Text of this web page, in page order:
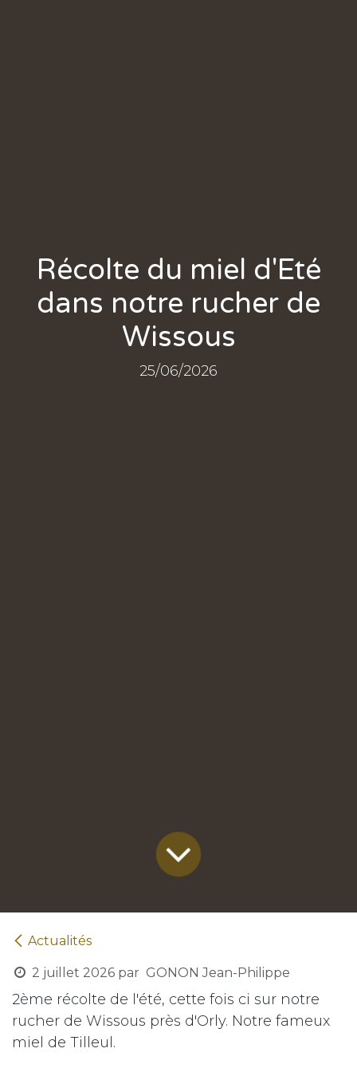
Récolte du miel d'Eté
dans notre rucher de
Wissous
25/06/2026
Actualités
2 juillet 2026 par GONON Jean-Philippe
2ème récolte de l'été, cette fois ci sur notre
rucher de Wissous près d'Orly. Notre fameux
miel de Tilleul.